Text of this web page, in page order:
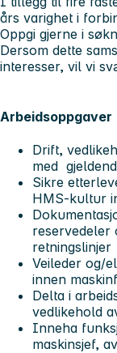
års varighet i
Oppgi gjerne i
Dersom dette
interesser, vil vi
Arbeidsoppgaver
Drift,
med
Sikre
HMS-kultur
reservedeler
retningslinjer
Veileder og/
innen
Delta i
vedlikehold
Inneha
maskinsjef,